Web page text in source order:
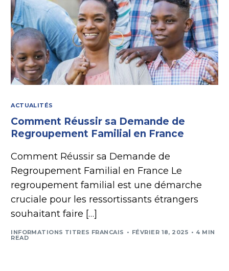
ACTUALITÉS
Comment Réussir sa Demande de
Regroupement Familial en France
Comment Réussir sa Demande de
Regroupement Familial en France Le
regroupement familial est une démarche
cruciale pour les ressortissants étrangers
souhaitant faire […]
INFORMATIONS TITRES FRANCAIS FÉVRIER 18, 2025 4 MIN
READ